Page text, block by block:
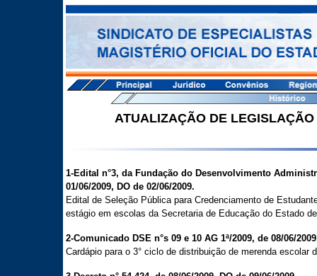
ATUALIZAÇÃO DE
1-Edital n°3, da Fundação do Desenvolvimento
01/06/2009, DO de 02/06/2009.
Edital de Seleção Pública para Credenciamento de
estágio em escolas da Secretaria de Educação do Estado
2-Comunicado DSE n°s 09 e 10 AG 1ª/2009, de 08/06/
Cardápio para o 3° ciclo de distribuição de merenda escolar